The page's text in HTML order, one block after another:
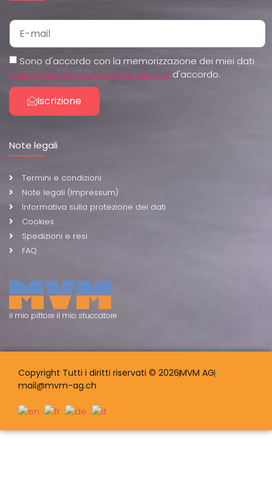
Sono d'accordo con la memorizzazione dei miei dati
Informativa sulla protezione dei dati d'accordo.
Iscrizione
Note legali
Termini e condizioni
Note legali (Impressum)
Informativa sulla protezione dei dati
Cookies
Spedizioni e resi
FAQ
il mio pittore il mio stuccatore
Copyright Tutti i diritti riservati © 2026MVM AG
mail@mvm-ag.ch